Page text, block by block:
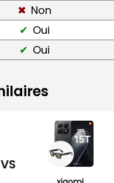
Non
Oui
Oui
VS